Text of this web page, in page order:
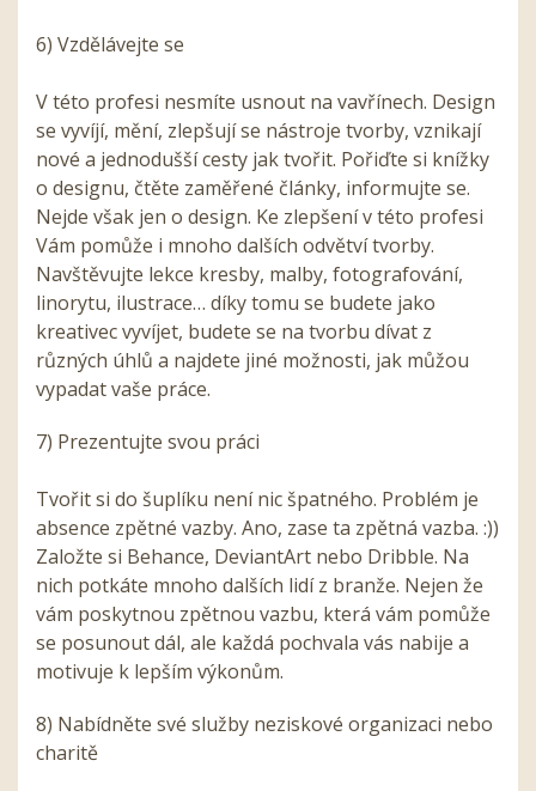
6) Vzdělávejte se
V této profesi nesmíte usnout na vavřínech. Design
se vyvíjí, mění, zlepšují se nástroje tvorby, vznikají
nové a jednodušší cesty jak tvořit. Pořiďte si knížky
o designu, čtěte zaměřené články, informujte se.
Nejde však jen o design. Ke zlepšení v této profesi
Vám pomůže i mnoho dalších odvětví tvorby.
Navštěvujte lekce kresby, malby, fotografování,
linorytu, ilustrace… díky tomu se budete jako
kreativec vyvíjet, budete se na tvorbu dívat z
různých úhlů a najdete jiné možnosti, jak můžou
vypadat vaše práce.
7) Prezentujte svou práci
Tvořit si do šuplíku není nic špatného. Problém je
absence zpětné vazby. Ano, zase ta zpětná vazba. :))
Založte si Behance, DeviantArt nebo Dribble. Na
nich potkáte mnoho dalších lidí z branže. Nejen že
vám poskytnou zpětnou vazbu, která vám pomůže
se posunout dál, ale každá pochvala vás nabije a
motivuje k lepším výkonům.
8) Nabídněte své služby neziskové organizaci nebo
charitě